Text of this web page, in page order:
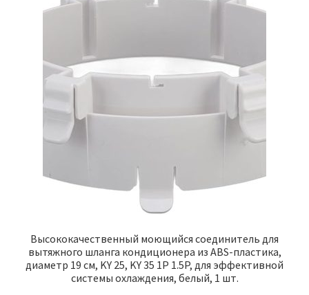
Высококачественный моющийся соединитель для
вытяжного шланга кондиционера из ABS-пластика,
диаметр 19 см, KY 25, KY 35 1P 1.5P, для эффективной
системы охлаждения, белый, 1 шт.